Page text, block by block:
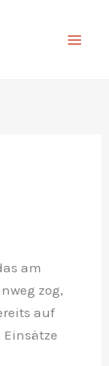
am
zog,
auf